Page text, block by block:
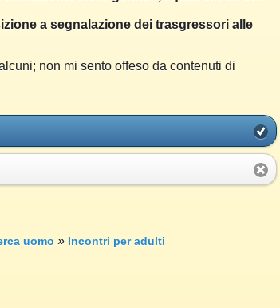
a segnalazione dei trasgressori alle
non mi sento offeso da contenuti di
uomo » Incontri per adulti